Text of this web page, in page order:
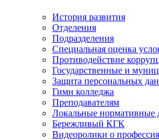
История развития
Отделения
Подразделения
Специальная оценка
Противодействие
Государственные и
Защита персональных
Гимн колледжа
Преподавателям
Локальные нормативные
Бережливый КГК
Видеоролики о